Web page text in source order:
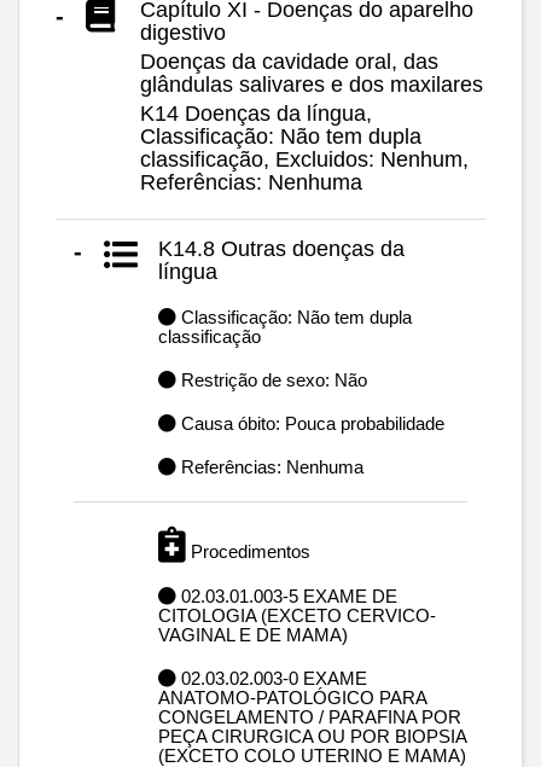
-
Capítulo XI - Doenças do aparelho
digestivo
Doenças da cavidade oral, das
glândulas salivares e dos maxilares
K14 Doenças da língua,
Classificação: Não tem dupla
classificação, Excluidos: Nenhum,
Referências: Nenhuma
-
K14.8 Outras doenças da
língua
Classificação: Não tem dupla
classificação
Restrição de sexo: Não
Causa óbito: Pouca probabilidade
Referências: Nenhuma
Procedimentos
02.03.01.003-5 EXAME DE
CITOLOGIA (EXCETO CERVICO-
VAGINAL E DE MAMA)
02.03.02.003-0 EXAME
ANATOMO-PATOLÓGICO PARA
CONGELAMENTO / PARAFINA POR
PEÇA CIRURGICA OU POR BIOPSIA
(EXCETO COLO UTERINO E MAMA)